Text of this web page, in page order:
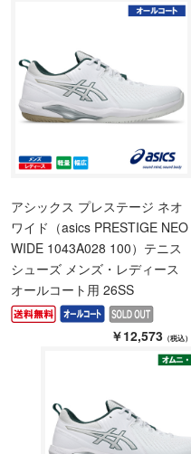
アシックス プレステージ ネオ
ワイド（asics PRESTIGE NEO
WIDE 1043A028 100）テニス
シューズ メンズ・レディース
オールコート用 26SS
￥12,573 （税込）